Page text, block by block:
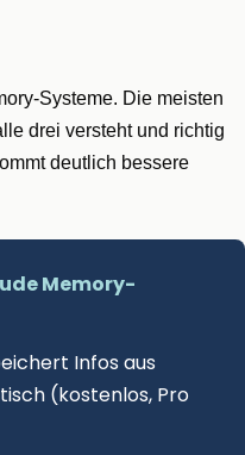
Systeme. Die meisten
drei versteht und richtig
deutlich bessere
Memory-
Infos aus
(kostenlos, Pro